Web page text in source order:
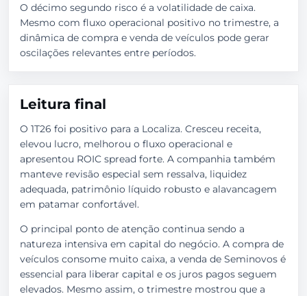
O décimo segundo risco é a volatilidade de caixa.
Mesmo com fluxo operacional positivo no trimestre, a
dinâmica de compra e venda de veículos pode gerar
oscilações relevantes entre períodos.
Leitura final
O 1T26 foi positivo para a Localiza. Cresceu receita,
elevou lucro, melhorou o fluxo operacional e
apresentou ROIC spread forte. A companhia também
manteve revisão especial sem ressalva, liquidez
adequada, patrimônio líquido robusto e alavancagem
em patamar confortável.
O principal ponto de atenção continua sendo a
natureza intensiva em capital do negócio. A compra de
veículos consome muito caixa, a venda de Seminovos é
essencial para liberar capital e os juros pagos seguem
elevados. Mesmo assim, o trimestre mostrou que a